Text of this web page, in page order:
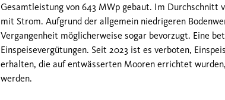
Gesamtleistung von 643 MWp gebaut. Im Durchschnitt
mit Strom. Aufgrund der allgemein niedrigeren
Vergangenheit möglicherweise sogar bevorzugt. Eine
Einspeisevergütungen. Seit 2023 ist es verboten,
erhalten, die auf entwässerten Mooren errichtet
werden.